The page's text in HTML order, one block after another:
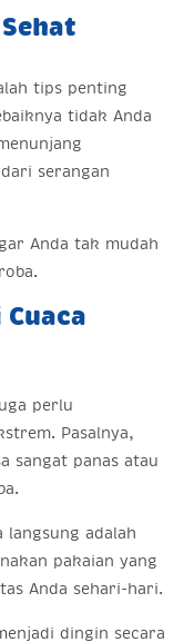
tips penting
tidak Anda
serangan
Anda tak mudah
perlu
Pasalnya,
sangat panas atau
langsung adalah
pakaian yang
Anda sehari-hari.
dingin secara